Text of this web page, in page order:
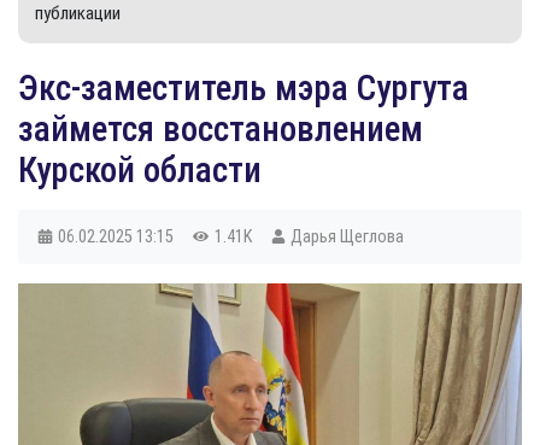
публикации
Экс-заместитель мэра Сургута
займется восстановлением
Курской области
06.02.2025 13:15 1.41K Дарья Щеглова